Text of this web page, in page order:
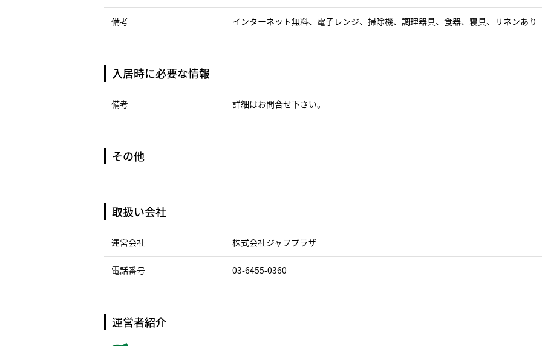
備考 インターネット無料、電子レンジ、掃除機、調理器具、食器、寝具、リネンあり
入居時に必要な情報
備考 詳細はお問合せ下さい。
その他
取扱い会社
運営会社 株式会社ジャフプラザ
電話番号 03-6455-0360
運営者紹介